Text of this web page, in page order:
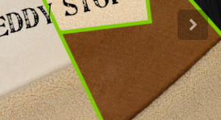
Tijdpakker stof